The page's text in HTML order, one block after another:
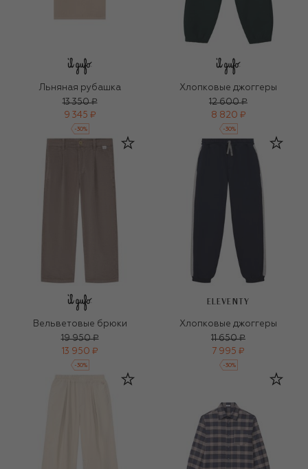
Льняная рубашка
13 350 ₽
9 345 ₽
-30%
Хлопковые джоггеры
12 600 ₽
8 820 ₽
-30%
Вельветовые брюки
19 950 ₽
13 950 ₽
-30%
ELEVENTY
Хлопковые джоггеры
11 650 ₽
7 995 ₽
-30%